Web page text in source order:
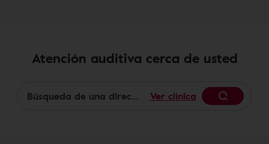
Atención auditiva cerca de usted
Ver clínica